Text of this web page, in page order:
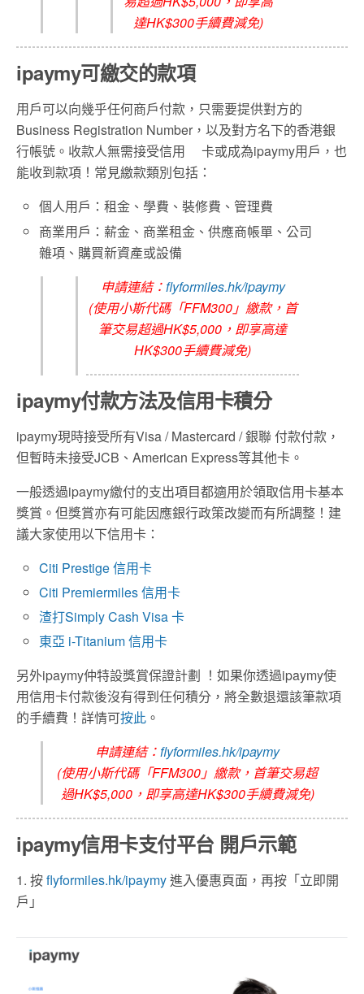
達HK$300手續費減免)
ipaymy可繳交的款項
用戶可以向幾乎任何商戶付款，只需要提供對方的
Business Registration Number，以及對方名下的香港銀
行帳號。收款人無需接受信用 卡或成為ipaymy用戶，也
能收到款項！常見繳款類別包括：
個人用戶：租金、學費、裝修費、管理費
商業用戶：薪金、商業租金、供應商帳單、公司
雜項、購買新資產或設備
申請連結：flyformiles.hk/ipaymy
(使用小斯代碼「FFM300」繳款，首
筆交易超過HK$5,000，即享高達
HK$300手續費減免)
ipaymy付款方法及信用卡積分
ipaymy現時接受所有Visa / Mastercard / 銀聯 付款付款，
但暫時未接受JCB、American Express等其他卡。
一般透過ipaymy繳付的支出項目都適用於領取信用卡基本
獎賞。但獎賞亦有可能因應銀行政策改變而有所調整！建
議大家使用以下信用卡：
Citi Prestige 信用卡
Citi Premiermiles 信用卡
渣打Simply Cash Visa 卡
東亞 i-Titanium 信用卡
另外ipaymy仲特設獎賞保證計劃 ！如果你透過ipaymy使
用信用卡付款後沒有得到任何積分，將全數退還該筆款項
的手續費！詳情可按此 。
申請連結：flyformiles.hk/ipaymy
(使用小斯代碼「FFM300」繳款，首筆交易超
過HK$5,000，即享高達HK$300手續費減免)
ipaymy信用卡支付平台 開戶示範
1. 按flyformiles.hk/ipaymy進入優惠頁面，再按「立即開
戶」